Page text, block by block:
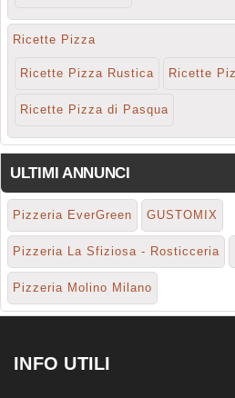
Ricette Pizza
Ricette Pizza Rustica Ricette
Ricette Pizza di Pasqua
ULTIMI ANNUNCI
Pizzeria EverGreen GUSTOMIX
Pizzeria La Sfiziosa - Rosticceria
Pizzeria Molino Milano
INFO UTILI